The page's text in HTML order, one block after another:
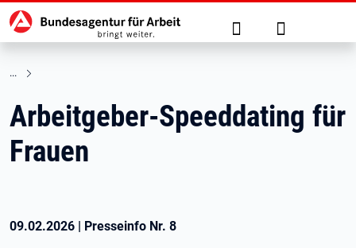
zu den Hauptinhalten springen
Hauptnavigation Suche Anmelden
Arbeitgeber-Speeddating für
Frauen
09.02.2026 | Presseinfo Nr. 8